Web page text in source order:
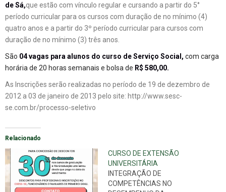
de Sá,que estão com vínculo regular e cursando a partir do 5°
período curricular para os cursos com duração de no mínimo (4)
quatro anos e a partir do 3º período curricular para cursos com
duração de no mínimo (3) três anos.
São 04 vagas para alunos do curso de Serviço Social, com carga
horária de 20 horas semanais e bolsa de R$ 580,00.
As Inscrições serão realizadas no período de 19 de dezembro de
2012 a 03 de janeiro de 2013 pelo site: http://www.sesc-
se.com.br/processo-seletivo
Relacionado
CURSO DE EXTENSÃO
UNIVERSITÁRIA
INTEGRAÇÃO DE
COMPETÊNCIAS NO